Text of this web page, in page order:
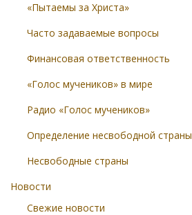
«Пытаемы за Христа»
Часто задаваемые вопросы
Финансовая ответственность
«Голос мучеников» в мире
Радио «Голос мучеников»
Определение несвободной страны
Несвободные страны
Новости
Свежие новости